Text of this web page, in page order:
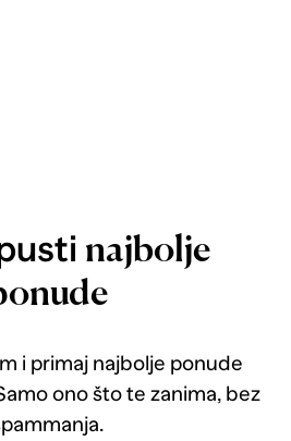
najbolje
i primaj najbolje ponude
ono što te zanima, bez